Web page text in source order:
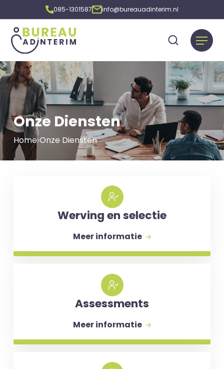
085-1301587 info@bureauadinterim.nl
Onze Diensten
Home Onze Diensten
Werving en selectie
Meer informatie
Assessments
Meer informatie